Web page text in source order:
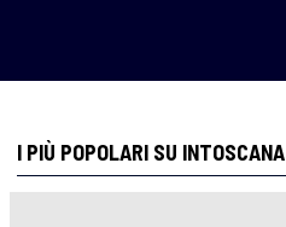
I PIÙ POPOLARI SU INTOSCANA